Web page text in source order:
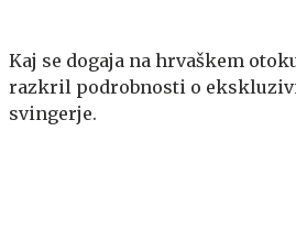
Kaj se dogaja na hrvaškem
razkril podrobnosti o
svingerje.